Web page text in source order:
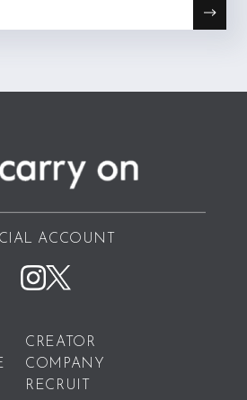
ACCOUNT
CREATOR
COMPANY
RECRUIT